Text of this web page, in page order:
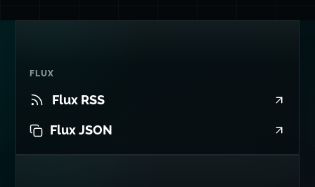
FLUX
Flux RSS
Flux JSON